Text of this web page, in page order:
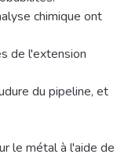
chimique ont
de l'extension
du pipeline, et
le métal à l'aide de